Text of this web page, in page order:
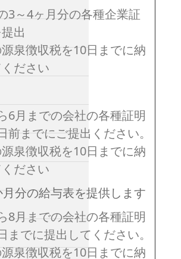
3～4ヶ月分の各種企業証
出
泉徴収税を10日までに納
ださい
6月までの会社の各種証明
前までにご提出ください。
泉徴収税を10日までに納
ださい
分の給与表を提供します
8月までの会社の各種証明
までに提出してください。
泉徴収税を10日までに納